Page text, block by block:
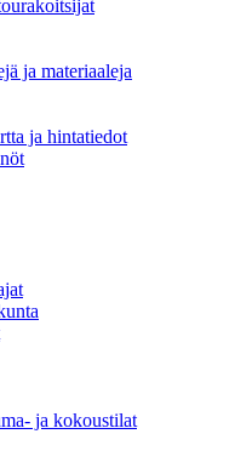
ja materiaaleja
ja hintatiedot
ja kokoustilat